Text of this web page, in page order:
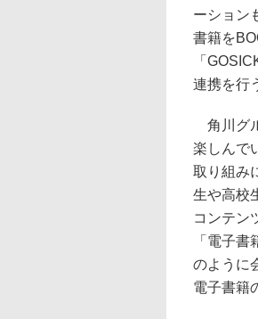
ーション
書籍を
「
連携を行
角川グ
楽しんで
取り組み
生や高校
コンテン
「電子
のように
電子書籍